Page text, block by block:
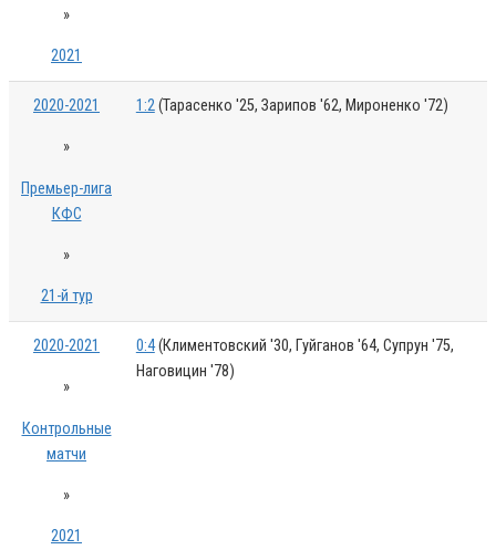
»
2021
2020-2021
»
Премьер-лига
КФС
»
21-й тур
1:2(Тарасенко '25, Зарипов '62, Мироненко '72)
2020-2021
»
Контрольные
матчи
»
2021
0:4(Климентовский '30, Гуйганов '64, Супрун '75,
Наговицин '78)